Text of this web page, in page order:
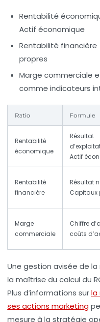
Rentabilité
Actif économique
Rentabilité financière
propres
Marge commerciale
comme indicateurs
Ratio Formule
Rentabilité
économique
Résultat
Actif
Rentabilité
financière
Résultat
Capitaux
Marge
commerciale
Chiffre
coûts
Une gestion avisée de
la maîtrise du calcul du
Plus d’informations surla
ses actions marketing
mesure à la stratégie